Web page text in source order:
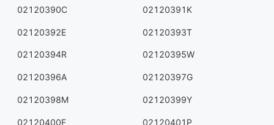
02120390C 02120391K
02120392E 02120393T
02120394R 02120395W
02120396A 02120397G
02120398M 02120399Y
02120400F 02120401P